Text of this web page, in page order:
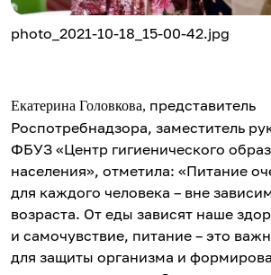
photo_2021-10-18_15-00-42.jpg
Екатерина Головкова, представитель
Роспотребнадзора, заместитель
ФБУЗ «Центр гигиенического
населения», отметила: «Питание
для каждого человека – вне
возраста. От еды зависят наше
и самочувствие, питание – это
для защиты организма и